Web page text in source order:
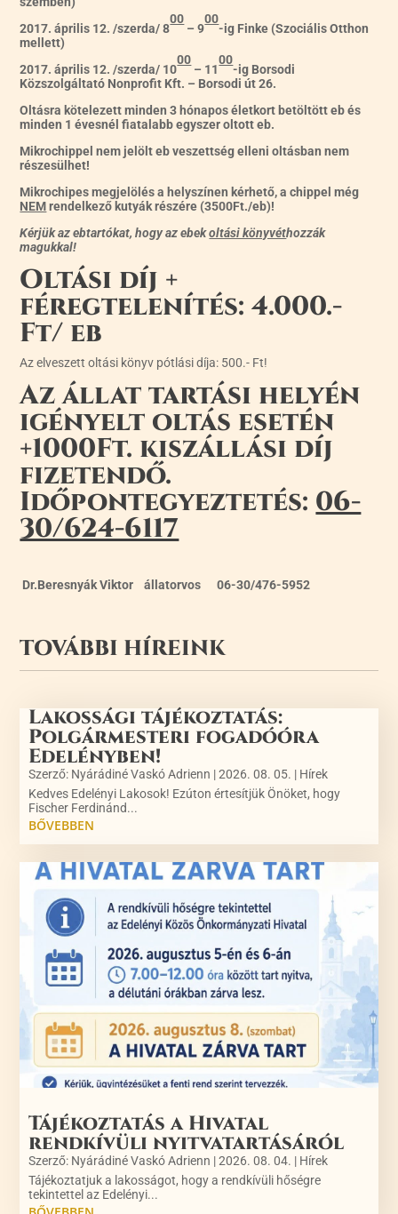
2017. április 12. /szerda/ 8
00
– 9
00
-ig Finke (Szociális Otthon
mellett)
2017. április 12. /szerda/ 10
00
– 11
00
-ig Borsodi
Közszolgáltató Nonprofit Kft. – Borsodi út 26.
Oltásra kötelezett minden 3 hónapos életkort betöltött eb és
minden 1 évesnél fiatalabb egyszer oltott eb.
Mikrochippel nem jelölt eb veszettség elleni oltásban nem
részesülhet!
Mikrochipes megjelölés a helyszínen kérhető, a chippel még
NEMrendelkező kutyák részére (3500Ft./eb)!
Kérjük az ebtartókat, hogy az ebekoltási könyvéthozzák
magukkal!
Oltási díj +
féregtelenítés: 4.000.-
Ft/ eb
Az elveszett oltási könyv pótlási díja: 500.- Ft!
Az állat tartási helyén
igényelt oltás esetén
+1000Ft. kiszállási díj
fizetendő.
Időpontegyeztetés:06-
30/624-6117
Dr.Beresnyák Viktor állatorvos 06-30/476-5952
TOVÁBBI HÍREINK
Lakossági tájékoztatás:
Polgármesteri fogadóóra
Edelényben!
Szerző: Nyárádiné Vaskó Adrienn |2026. 08. 05. | Hírek
Kedves Edelényi Lakosok! Ezúton értesítjük Önöket, hogy
Fischer Ferdinánd...
BŐVEBBEN
Tájékoztatás a Hivatal
rendkívüli nyitvatartásáról
Szerző: Nyárádiné Vaskó Adrienn |2026. 08. 04. | Hírek
Tájékoztatjuk a lakosságot, hogy a rendkívüli hőségre
tekintettel az Edelényi...